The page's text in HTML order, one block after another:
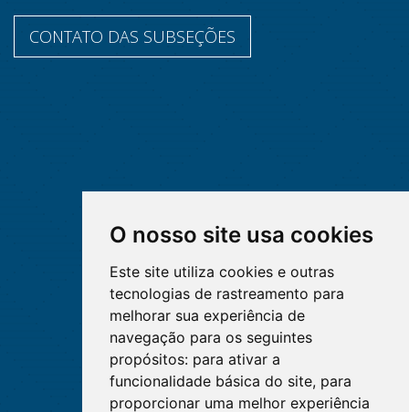
O nosso site usa cookies
Este site utiliza cookies e outras
tecnologias de rastreamento para
melhorar sua experiência de
navegação para os seguintes
propósitos: para ativar a
funcionalidade básica do site, para
proporcionar uma melhor experiência
CONTATO DAS SUBSEÇÕES